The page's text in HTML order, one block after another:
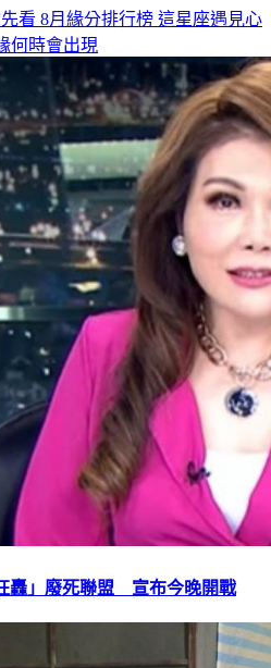
看 8月緣分排行榜 這星座遇見心
何時會出現
轟」廢死聯盟 宣布今晚開戰